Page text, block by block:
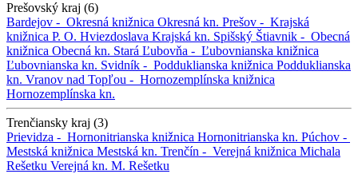
Prešovský kraj (6)
Bardejov - Okresná knižnica Okresná kn. Prešov - Krajská
knižnica P. O. Hviezdoslava Krajská kn. Spišský Štiavnik - Obecná
knižnica Obecná kn. Stará Ľubovňa - Ľubovnianska knižnica
Ľubovnianska kn. Svidník - Podduklianska knižnica Podduklianska
kn. Vranov nad Topľou - Hornozemplínska knižnica
Hornozemplínska kn.
Trenčiansky kraj (3)
Prievidza - Hornonitrianska knižnica Hornonitrianska kn. Púchov -
Mestská knižnica Mestská kn. Trenčín - Verejná knižnica Michala
Rešetku Verejná kn. M. Rešetku